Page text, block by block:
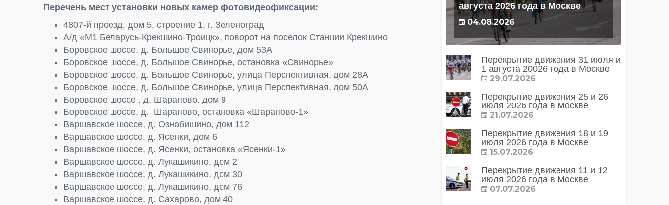
Перечень мест установки новых камер фотовидеофиксации:
4807-й проезд, дом 5, строение 1, г. Зеленоград
А/д «М1 Беларусь-Крекшино-Троицк», поворот на поселок Станции Крекшино
Боровское шоссе, д. Большое Свинорье, дом 53А
Боровское шоссе, д. Большое Свинорье, остановка «Свинорье»
Боровское шоссе, д. Большое Свинорье, улица Перспективная, дом 28А
Боровское шоссе, д. Большое Свинорье, улица Перспективная, дом 50А
Боровское шоссе , д. Шарапово, дом 9
Боровское шоссе, д. Шарапово, остановка «Шарапово-1»
Варшавское шоссе, д. Ознобишино, дом 112
Варшавское шоссе, д. Ясенки, дом 6
Варшавское шоссе, д. Ясенки, остановка «Ясенки-1»
Варшавское шоссе, д. Лукашикино, дом 2
Варшавское шоссе, д. Лукашикино, дом 30
Варшавское шоссе, д. Лукашикино, дом 76
Варшавское шоссе, д. Сахарово, дом 40
августа 2026 года в Москве
04.08.2026
Перекрытие движения 31 июля и
1 августа 20026 года в Москве
29.07.2026
Перекрытие движения 25 и 26
июля 2026 года в Москве
21.07.2026
Перекрытие движения 18 и 19
июля 2026 года в Москве
15.07.2026
Перекрытие движения 11 и 12
июля 2026 года в Москве
07.07.2026